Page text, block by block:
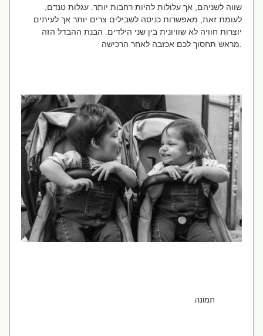
שווה לשניהם, אך עלולות להיות רחבות יותר. עגלות טנדם,
לעומת זאת, מאפשרות כניסה לשבילים צרים יותר אך לעיתים
יוצרות חוויה לא שוויונית בין שני הילדים. הבנת ההבדל הזה